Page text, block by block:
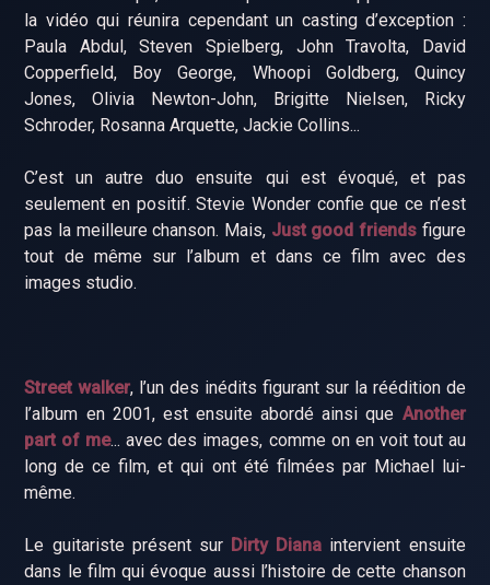
la vidéo qui réunira cependant un casting d’exception :
Paula Abdul, Steven Spielberg, John Travolta, David
Copperfield, Boy George, Whoopi Goldberg, Quincy
Jones, Olivia Newton-John, Brigitte Nielsen, Ricky
Schroder, Rosanna Arquette, Jackie Collins...
C’est un autre duo ensuite qui est évoqué, et pas
seulement en positif. Stevie Wonder confie que ce n’est
pas la meilleure chanson. Mais, Just good friendsfigure
tout de même sur l’album et dans ce film avec des
images studio.
Street walker, l’un des inédits figurant sur la réédition de
l’album en 2001, est ensuite abordé ainsi que Another
part of me... avec des images, comme on en voit tout au
long de ce film, et qui ont été filmées par Michael lui-
même.
Le guitariste présent sur Dirty Diana intervient ensuite
dans le film qui évoque aussi l’histoire de cette chanson